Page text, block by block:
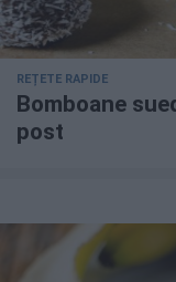
REȚETE RAPIDE
Bomboane
post